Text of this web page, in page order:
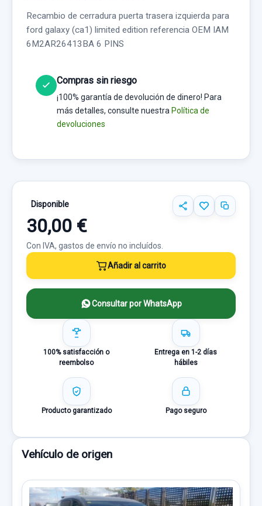
Recambio de cerradura puerta trasera izquierda para
ford galaxy (ca1) limited edition referencia OEM IAM
6M2AR26413BA 6 PINS
Compras sin riesgo
¡100% garantía de devolución de dinero! Para
más detalles, consulte nuestra Política de
devoluciones
Disponible
30,00 €
Con IVA, gastos de envío no incluídos.
Añadir al carrito
Consultar por WhatsApp
100% satisfacción o
reembolso
Entrega en 1-2 días
hábiles
Producto garantizado Pago seguro
Vehículo de origen